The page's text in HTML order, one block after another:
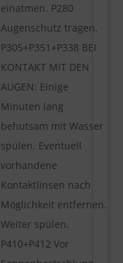
einatmen. P280
Augenschutz tragen.
P305+P351+P338 BEI
KONTAKT MIT DEN
AUGEN: Einige
Minuten lang
behutsam mit Wasser
spülen. Eventuell
vorhandene
Kontaktlinsen nach
Möglichkeit entfernen.
Weiter spülen.
P410+P412 Vor